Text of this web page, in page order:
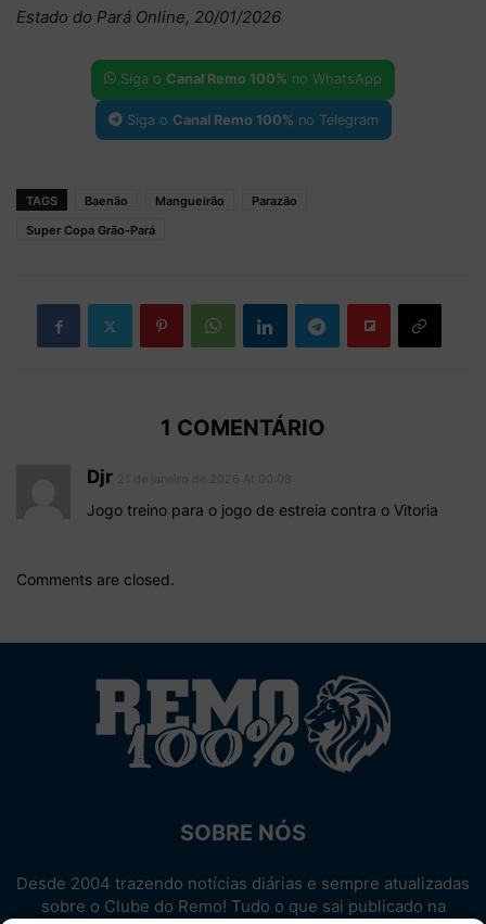
Estado do Pará Online, 20/01/2026
Siga o Canal Remo 100% no WhatsApp
Siga o Canal Remo 100% no Telegram
TAGS Baenão Mangueirão
Parazão
Super Copa Grão-Pará
1 COMENTÁRIO
Djr
Jogo treino para o jogo de estreia contra o Vitoria
Comments are closed.
SOBRE NÓS
Desde 2004 trazendo notícias diárias e sempre atualizadas
sobre o Clube do Remo! Tudo o que sai publicado na